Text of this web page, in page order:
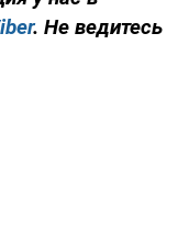
. Не ведитесь